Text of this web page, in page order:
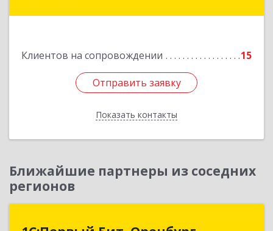
Клиентов на сопровождении 15
Отправить заявку
Показать контакты
Отправить заявку
Назад
Ближайшие партнеры из соседних
регионов
1С:Первый Бит, Оренбург